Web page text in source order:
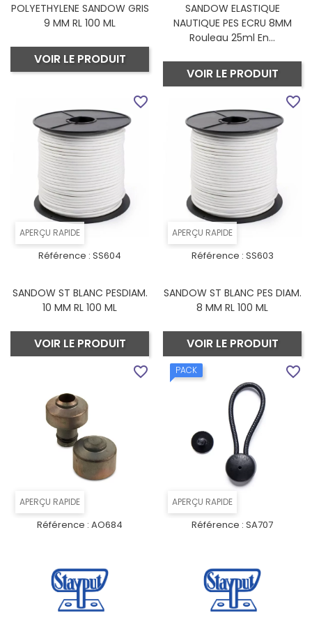
POLYETHYLENE SANDOW GRIS
9 MM RL 100 ML
VOIR LE PRODUIT
SANDOW ELASTIQUE
NAUTIQUE PES ECRU 8MM
Rouleau 25ml En...
VOIR LE PRODUIT
APERÇU RAPIDE
Référence : SS604
SANDOW ST BLANC PESDIAM.
10 MM RL 100 ML
VOIR LE PRODUIT
favorite_border
APERÇU RAPIDE
Référence : SS603
SANDOW ST BLANC PES DIAM.
8 MM RL 100 ML
VOIR LE PRODUIT
favorite_border
APERÇU RAPIDE
Référence : AO684
favorite_border
APERÇU RAPIDE
PACK
Référence : SA707
favorite_border